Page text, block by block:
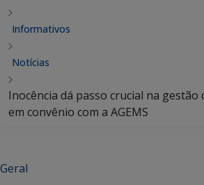
Informativos
Notícias
Inocência dá passo crucial na gestão
em convênio com a AGEMS
Geral